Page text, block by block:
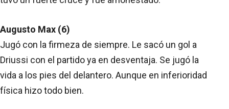
Augusto Max (6)
Jugó con la firmeza de siempre. Le sacó un gol a
Driussi con el partido ya en desventaja. Se jugó la
vida a los pies del delantero. Aunque en inferioridad
física hizo todo bien.